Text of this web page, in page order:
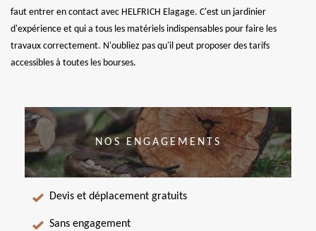
faut entrer en contact avec HELFRICH Elagage. C'est un jardinier
d'expérience et qui a tous les matériels indispensables pour faire les
travaux correctement. N'oubliez pas qu'il peut proposer des tarifs
accessibles à toutes les bourses.
NOS ENGAGEMENTS
Devis et déplacement gratuits
Sans engagement